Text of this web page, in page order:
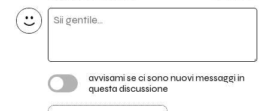
avvisami se ci sono nuovi messaggi in
questa discussione